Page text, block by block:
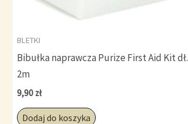
BLETKI
Bibułka naprawcza Purize First Aid Kit dł.
2m
9,90 zł
Dodaj do koszyka